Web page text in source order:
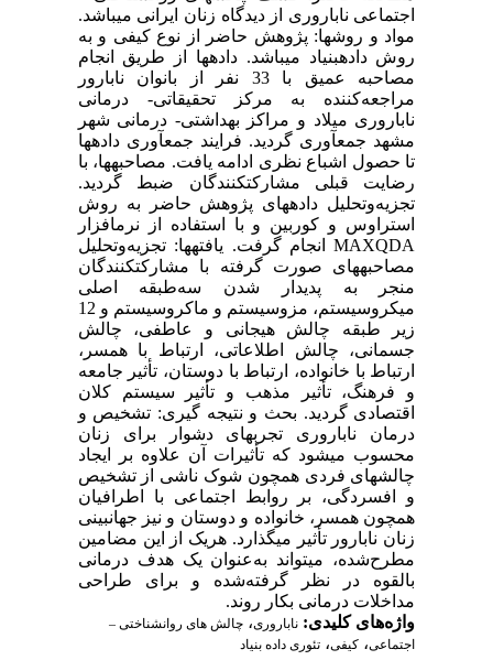
اجتماعی ناباروری از دیدگاه زنان ایرانی می­باشد.
مواد و روش­ها: پژوهش حاضر از نوع کیفی و به
روش داده­بنیاد می­باشد. داده­ها از طریق انجام
مصاحبه عمیق با 33 نفر از بانوان نابارور
مراجعه‌کننده به مرکز تحقیقاتی- درمانی
ناباروری میلاد و مراکز بهداشتی- درمانی شهر
مشهد جمع­آوری گردید. فرایند جمع­آوری داده­ها
تا حصول اشباع نظری ادامه یافت. مصاحبه­ها، با
رضایت قبلی مشارکت­کنندگان ضبط گردید.
تجزیه‌وتحلیل داده­های پژوهش حاضر به روش
استراوس و کوربین و با استفاده از نرم­افزار
MAXQDA انجام گرفت. یافته­ها: تجزیه‌وتحلیل
مصاحبه­های صورت گرفته با مشارکت­کنندگان
منجر به پدیدار شدن سه‌طبقه اصلی
میکروسیستم، مزو­سیستم و ماکروسیستم و 12
زیر طبقه چالش هیجانی و عاطفی، چالش
جسمانی، چالش اطلاعاتی، ارتباط با همسر،
ارتباط با خانواده، ارتباط با دوستان، تأثیر جامعه
و فرهنگ، تأثیر مذهب و تأثیر سیستم کلان
اقتصادی گردید. بحث و نتیجه ­گیری: تشخیص و
درمان ناباروری تجربه­ای دشوار برای زنان
محسوب می­شود که تأثیرات آن علاوه بر ایجاد
چالش­های فردی همچون شوک ناشی از تشخیص
و افسردگی، بر روابط اجتماعی با اطرافیان
همچون همسر، خانواده و دوستان و نیز جهان­بینی
زنان نابارور تأثیر می­گذارد. هریک از این مضامین
مطرح‌شده، می­تواند به‌عنوان یک هدف درمانی
بالقوه در نظر گرفته‌شده و برای طراحی
مداخلات درمانی بکار روند.
واژه‌های کلیدی: ناباروری، چالش ­های روان­شناختی –
اجتماعی، کیفی، تئوری داده ­بنیاد